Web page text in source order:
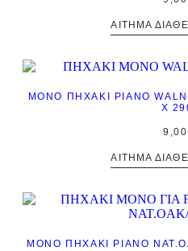
ΑΊΤΗΜΑ
ΜΟΝΌ ΠΗΧΆΚΙ PIANO
Χ
ΑΊΤΗΜΑ
ΜΟΝΌ ΠΗΧΆΚΙ PIANO